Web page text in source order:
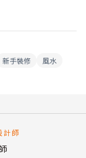
新手裝修
風水
計師